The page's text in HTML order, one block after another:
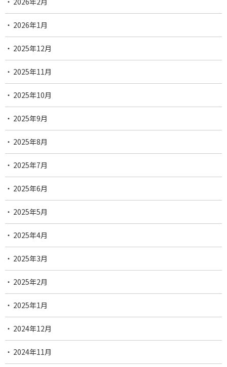
2026年1月
2025年12月
2025年11月
2025年10月
2025年9月
2025年8月
2025年7月
2025年6月
2025年5月
2025年4月
2025年3月
2025年2月
2025年1月
2024年12月
2024年11月